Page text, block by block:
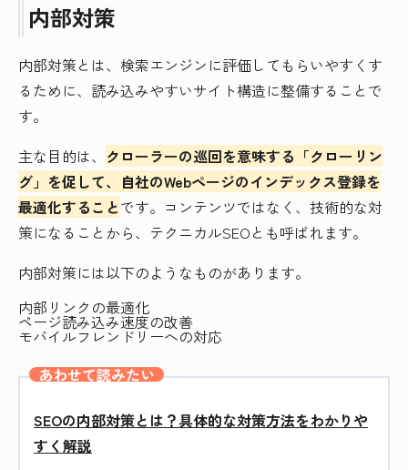
内部対策
内部対策とは、検索エンジンに評価してもらいやすくす
るために、読み込みやすいサイト構造に整備することで
す。
主な目的は、 クローラーの巡回を意味する「クローリン
グ」を促して、自社のWebページのインデックス登録を
最適化することです。コンテンツではなく、技術的な対
策になることから、テクニカルSEOとも呼ばれます。
内部対策には以下のようなものがあります。
内部リンクの最適化
ページ読み込み速度の改善
モバイルフレンドリーへの対応
あわせて読みたい
SEOの内部対策とは？具体的な対策方法をわかりや
すく解説